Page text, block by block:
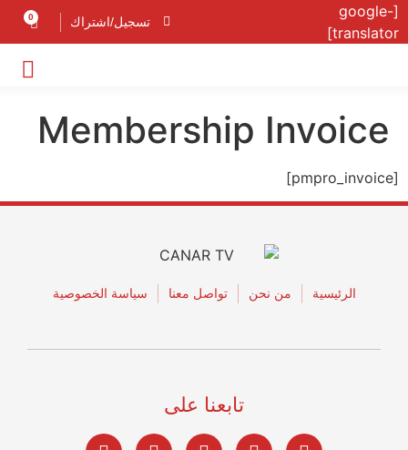
[google-
translator]
تسجيل/اشتراك 0
Membership Invoice
[pmpro_invoice]
الرئيسية من نحن تواصل معنا سياسة الخصوصية
تابعنا على